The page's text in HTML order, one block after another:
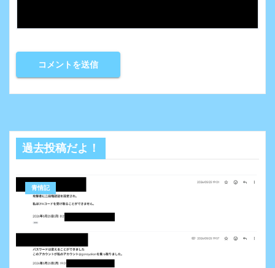
過去投稿だよ！
青情記